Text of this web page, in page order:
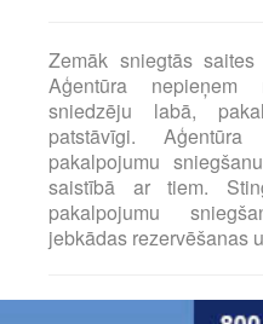
Zemāk sniegtās
Aģentūra nepieņem
sniedzēju labā,
patstāvīgi.
pakalpojumu
saistībā ar tiem.
pakalpojumu
jebkādas rezervēšanas